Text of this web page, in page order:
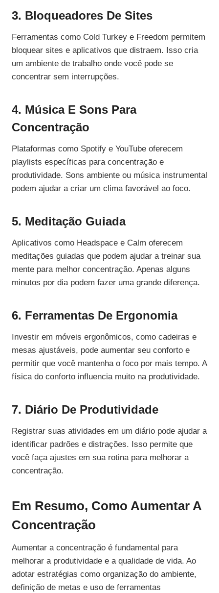
3. Bloqueadores De Sites
Ferramentas como Cold Turkey e Freedom permitem
bloquear sites e aplicativos que distraem. Isso cria
um ambiente de trabalho onde você pode se
concentrar sem interrupções.
4. Música E Sons Para
Concentração
Plataformas como Spotify e YouTube oferecem
playlists específicas para concentração e
produtividade. Sons ambiente ou música instrumental
podem ajudar a criar um clima favorável ao foco.
5. Meditação Guiada
Aplicativos como Headspace e Calm oferecem
meditações guiadas que podem ajudar a treinar sua
mente para melhor concentração. Apenas alguns
minutos por dia podem fazer uma grande diferença.
6. Ferramentas De Ergonomia
Investir em móveis ergonômicos, como cadeiras e
mesas ajustáveis, pode aumentar seu conforto e
permitir que você mantenha o foco por mais tempo. A
física do conforto influencia muito na produtividade.
7. Diário De Produtividade
Registrar suas atividades em um diário pode ajudar a
identificar padrões e distrações. Isso permite que
você faça ajustes em sua rotina para melhorar a
concentração.
Em Resumo, Como Aumentar A
Concentração
Aumentar a concentração é fundamental para
melhorar a produtividade e a qualidade de vida. Ao
adotar estratégias como organização do ambiente,
definição de metas e uso de ferramentas